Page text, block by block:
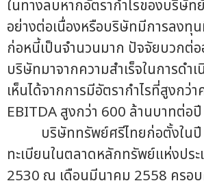
ในทางลบหากอัตรากำไรของบริษั
อย่างต่อเนื่องหรือบริษัทมีการลงทุ
ก่อหนี้เป็นจำนวนมาก ปัจจัยบวกต่
บริษัทมาจากความสำเร็จในการดำ
เห็นได้จากการมีอัตรากำไรที่สูงกว่
EBITDA สูงกว่า 600 ล้านบาทต่อปี
บริษัททรัพย์ศรีไทยก่อตั้งในปี
ทะเบียนในตลาดหลักทรัพย์แห่งประ
2530 ณ เดือนมีนาคม 2558 ครอ